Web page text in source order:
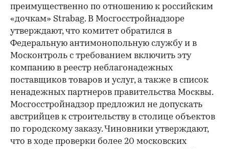
00:00 / 00:00
преимущественно по отношению к российским
«дочкам» Strabag. В Мосгосстройнадзоре
утверждают, что комитет обратился в
Федеральную антимонопольную службу и в
Москонтроль с требованием включить эту
компанию в реестр неблагонадежных
поставщиков товаров и услуг, а также в список
ненадежных партнеров правительства Москвы.
Мосгосстройнадзор предложил не допускать
австрийцев к строительству в столице объектов
по городскому заказу. Чиновники утверждают,
что в ходе проверки более 20 московских